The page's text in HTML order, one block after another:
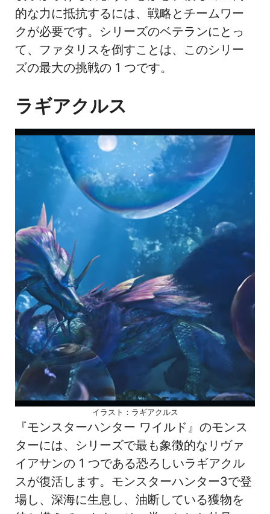
的な力に抵抗するには、戦略とチームワー
クが必要です。シリーズのベテランにとっ
て、ファタリスを倒すことは、このシリー
ズの最大の挑戦の 1 つです。
ラギアクルス
イラスト：ラギアクルス
『モンスターハンター ワイルド』のモンス
ターには、シリーズで最も象徴的なリヴァ
イアサンの 1 つである恐ろしいラギアクル
スが復活します。モンスターハンター3で登
場し、深海に生息し、油断している獲物を